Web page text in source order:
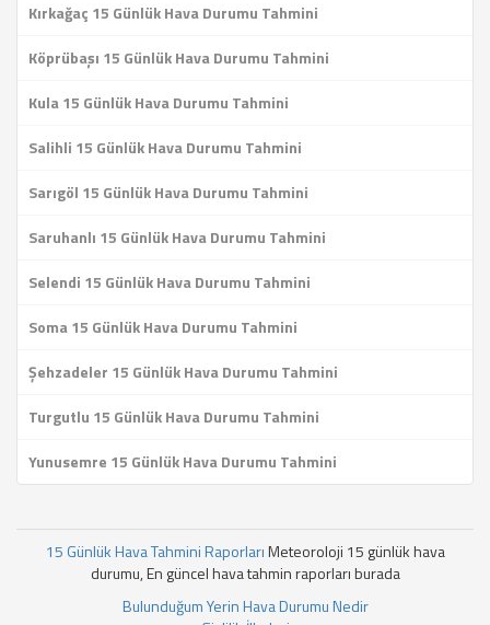
Kırkağaç 15 Günlük Hava Durumu Tahmini
Köprübaşı 15 Günlük Hava Durumu Tahmini
Kula 15 Günlük Hava Durumu Tahmini
Salihli 15 Günlük Hava Durumu Tahmini
Sarıgöl 15 Günlük Hava Durumu Tahmini
Saruhanlı 15 Günlük Hava Durumu Tahmini
Selendi 15 Günlük Hava Durumu Tahmini
Soma 15 Günlük Hava Durumu Tahmini
Şehzadeler 15 Günlük Hava Durumu Tahmini
Turgutlu 15 Günlük Hava Durumu Tahmini
Yunusemre 15 Günlük Hava Durumu Tahmini
15 Günlük Hava Tahmini RaporlarıMeteoroloji 15 günlük hava
durumu, En güncel hava tahmin raporları burada
Bulunduğum Yerin Hava Durumu Nedir